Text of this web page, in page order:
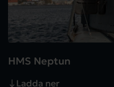
HMS Neptun
Ladda ner